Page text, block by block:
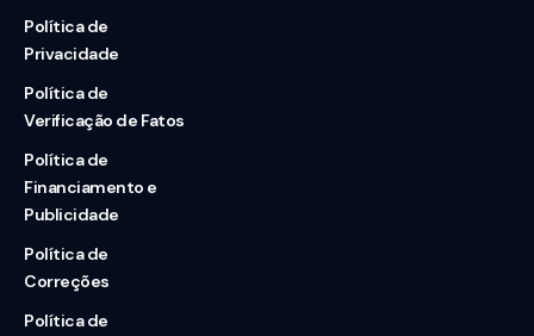
Política de
Privacidade
Política de
Verificação de Fatos
Política de
Financiamento e
Publicidade
Política de
Correções
Política de